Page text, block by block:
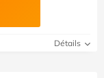
Détails